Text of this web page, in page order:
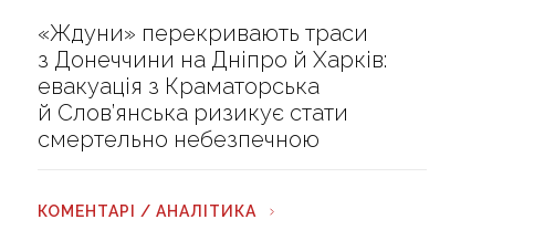
«Ждуни» перекривають траси
з Донеччини на Дніпро й Харків:
евакуація з Краматорська
й Слов’янська ризикує стати
смертельно небезпечною
КОМЕНТАРІ / АНАЛІТИКА